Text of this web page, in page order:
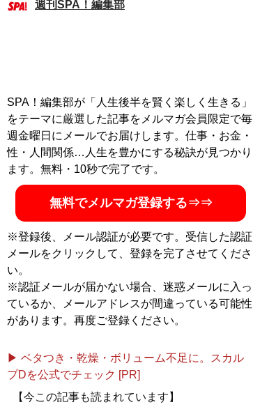
週刊SPA！編集部
SPA！編集部が「人生後半を賢く楽しく生きる」
をテーマに厳選した記事をメルマガ会員限定で毎
週金曜日にメールでお届けします。仕事・お金・
性・人間関係…人生を豊かにする秘訣が見つかり
ます。無料・10秒で完了です。
無料でメルマガ登録する⇒⇒
※登録後、メール認証が必要です。受信した認証
メールをクリックして、登録を完了させてくださ
い。
※認証メールが届かない場合、迷惑メールに入っ
ているか、メールアドレスが間違っている可能性
があります。再度ご登録ください。
▶ ベタつき・乾燥・ボリューム不足に。スカル
プDを公式でチェック [PR]
【今この記事も読まれています】